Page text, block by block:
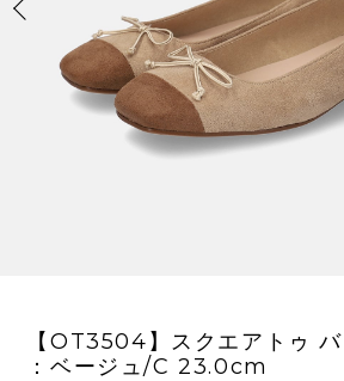
【OT3504】スクエアトゥ
：ベージュ/C 23.0cm